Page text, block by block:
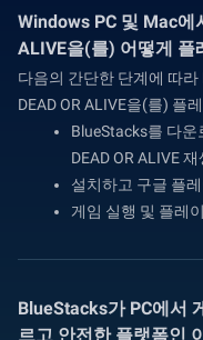
Windows PC 및 Mac에
ALIVE을(를) 어떻게 플
다음의 간단한 단계에 따
DEAD OR ALIVE을(를) 플
BlueStacks를 다운
DEAD OR ALIVE
설치하고 구글 플
게임 실행 및 플레이
BlueStacks가 PC에서
르고 안전한 플랫폼인